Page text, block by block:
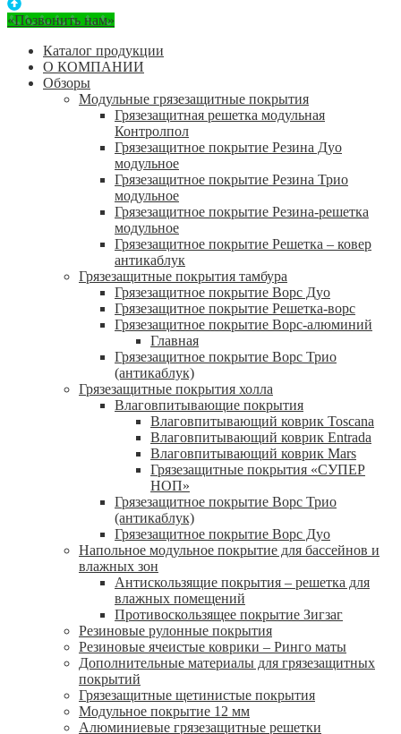
«Позвонить нам»
Каталог продукции
О КОМПАНИИ
Обзоры
Модульные грязезащитные покрытия
Грязезащитная решетка модульная
Контролпол
Грязезащитное покрытие Резина Дуо
модульное
Грязезащитное покрытие Резина Трио
модульное
Грязезащитное покрытие Резина-решетка
модульное
Грязезащитное покрытие Решетка – ковер
антикаблук
Грязезащитные покрытия тамбура
Грязезащитное покрытие Ворс Дуо
Грязезащитное покрытие Решетка-ворс
Грязезащитное покрытие Ворс-алюминий
Главная
Грязезащитное покрытие Ворс Трио
(антикаблук)
Грязезащитные покрытия холла
Влаговпитывающие покрытия
Влаговпитывающий коврик Toscana
Влаговпитывающий коврик Entrada
Влаговпитывающий коврик Mars
Грязезащитные покрытия «СУПЕР
НОП»
Грязезащитное покрытие Ворс Трио
(антикаблук)
Грязезащитное покрытие Ворс Дуо
Напольное модульное покрытие для бассейнов и
влажных зон
Антискользящие покрытия – решетка для
влажных помещений
Противоскользящее покрытие Зигзаг
Резиновые рулонные покрытия
Резиновые ячеистые коврики – Ринго маты
Дополнительные материалы для грязезащитных
покрытий
Грязезащитные щетинистые покрытия
Модульное покрытие 12 мм
Алюминиевые грязезащитные решетки